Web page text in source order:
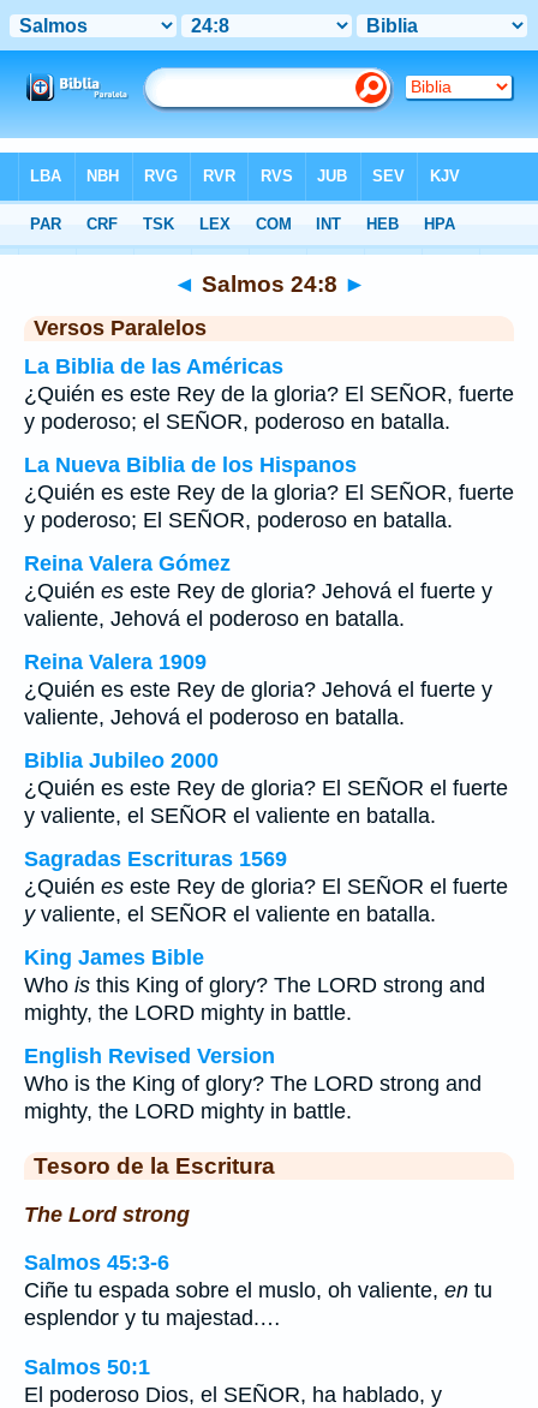
>Salmos Capítulo 24 > Verso 8
◄ Salmos 24:8 ►
Versos Paralelos
La Biblia de las Américas
¿Quién es este Rey de la gloria? El SEÑOR, fuerte
y poderoso; el SEÑOR, poderoso en batalla.
La Nueva Biblia de los Hispanos
¿Quién es este Rey de la gloria? El SEÑOR, fuerte
y poderoso; El SEÑOR, poderoso en batalla.
Reina Valera Gómez
¿Quién es este Rey de gloria? Jehová el fuerte y
valiente, Jehová el poderoso en batalla.
Reina Valera 1909
¿Quién es este Rey de gloria? Jehová el fuerte y
valiente, Jehová el poderoso en batalla.
Biblia Jubileo 2000
¿Quién es este Rey de gloria? El SEÑOR el fuerte
y valiente, el SEÑOR el valiente en batalla.
Sagradas Escrituras 1569
¿Quién es este Rey de gloria? El SEÑOR el fuerte
yvaliente, el SEÑOR el valiente en batalla.
King James Bible
Who is this King of glory? The LORD strong and
mighty, the LORD mighty in battle.
English Revised Version
Who is the King of glory? The LORD strong and
mighty, the LORD mighty in battle.
Tesoro de la Escritura
The Lord strong
Salmos 45:3-6
Ciñe tu espada sobre el muslo, oh valiente, en tu
esplendor y tu majestad.…
Salmos 50:1
El poderoso Dios, el SEÑOR, ha hablado, y